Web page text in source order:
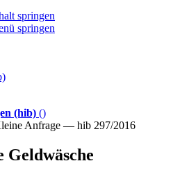
springen
springen
(hib) ()
Anfrage — hib 297/2016
Geldwäsche